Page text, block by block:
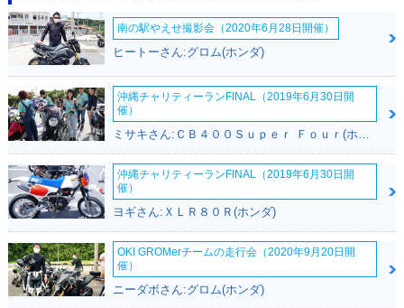
2003年 FTR モノト
ーンカラー・マイナ
2003年 FTR トリコ
ロールカラー・マイ
2002年 FTR223D・
特別・限定仕様
2002年 FTR・マイ
ナーチェンジ
2001年 FTR・カラ
南の駅やえせ撮影会（2020年6月28日開催）
ヒートーさん:グロム(ホンダ)
沖縄チャリティーランFINAL（2019年6月30日開
催）
ミサキさん:ＣＢ４００Ｓｕｐｅｒ Ｆｏｕｒ(ホンダ)
沖縄チャリティーランFINAL（2019年6月30日開
催）
ヨギさん:ＸＬＲ８０Ｒ(ホンダ)
OKI GROMerチームの走行会（2020年9月20日開
催）
ニーダボさん:グロム(ホンダ)